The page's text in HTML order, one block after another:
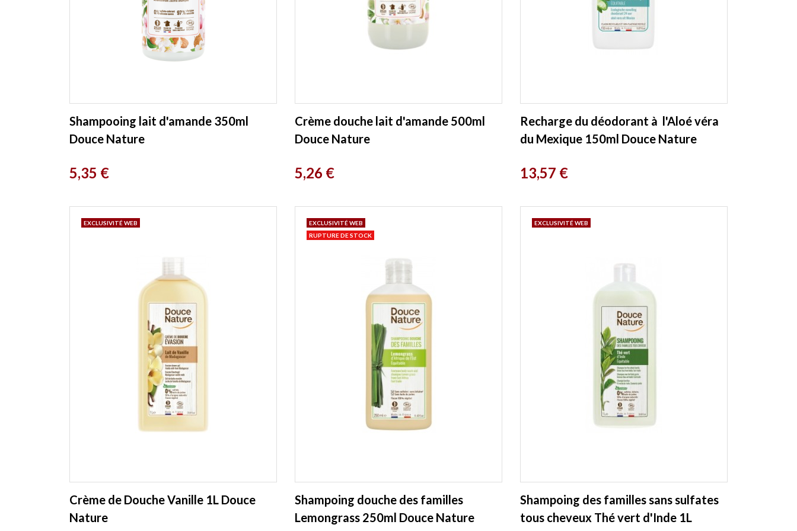
Shampooing lait d'amande 350ml
Douce Nature
Prix
5,35 €
Crème douche lait d'amande 500ml
Douce Nature
Prix
5,26 €
Recharge du déodorant à l'Aloé véra
du Mexique 150ml Douce Nature
Prix
13,57 €
Crème de Douche Vanille 1L Douce
Nature
EXCLUSIVITÉ WEB
Shampoing douche des familles
Lemongrass 250ml Douce Nature
EXCLUSIVITÉ WEB
RUPTURE DE STOCK
Shampoing des familles sans sulfates
tous cheveux Thé vert d'Inde 1L
EXCLUSIVITÉ WEB